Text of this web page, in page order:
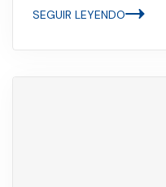
SEGUIR LEYENDO